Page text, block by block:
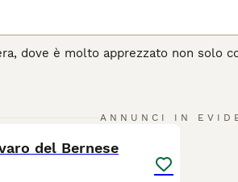
dove è molto apprezzato non solo
bernese è leale e affettuoso per
del Berneseper informazioni su
ANNUNCI IN
del Bernese